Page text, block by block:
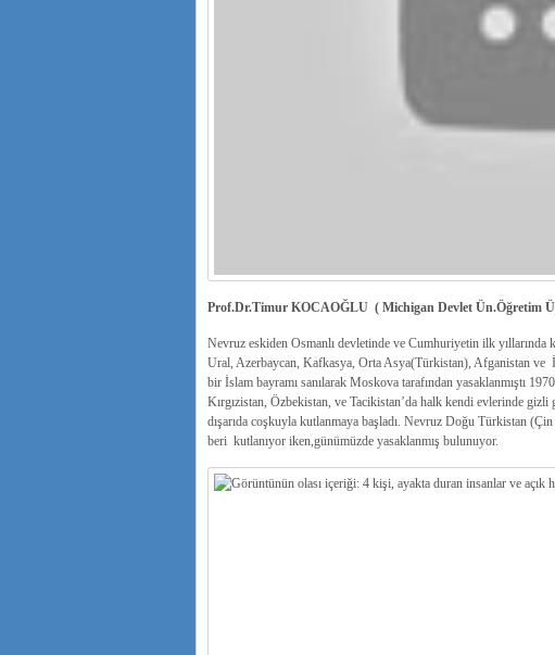
Prof.Dr.Timur KOCAOĞLU ( Michigan Devlet Ün.Öğretim
Nevruz eskiden Osmanlı devletinde ve Cumhuriyetin ilk
Ural, Azerbaycan, Kafkasya, Orta Asya(Türkistan), Afganistan ve
bir İslam bayramı sanılarak Moskova tarafından yasaklanmıştı
Kırgızistan, Özbekistan, ve Tacikistan’da halk kendi evlerinde
dışarıda coşkuyla kutlanmaya başladı. Nevruz Doğu Türkistan
beri kutlanıyor iken,günümüzde yasaklanmış bulunuyor.